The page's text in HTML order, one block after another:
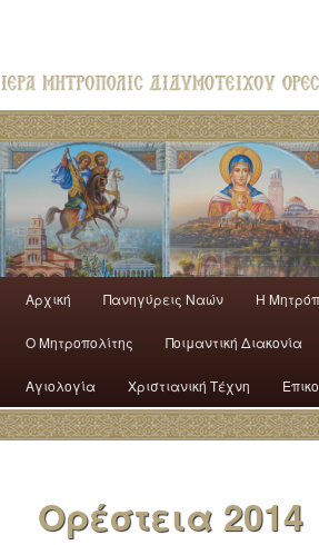
Αρχική Πανηγύρεις Ναών H
Ο Mητροπολίτης Ποιμαντική Διακονία
Αγιολογία Χριστιανική Τέχνη
Ορέστεια 2014